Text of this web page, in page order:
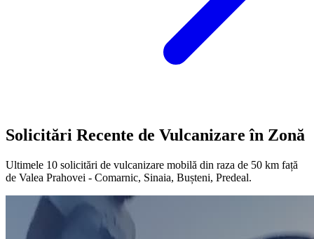
Solicitări Recente de Vulcanizare în Zonă
Ultimele 10 solicitări de vulcanizare mobilă din raza de 50 km față
de Valea Prahovei - Comarnic, Sinaia, Bușteni, Predeal.